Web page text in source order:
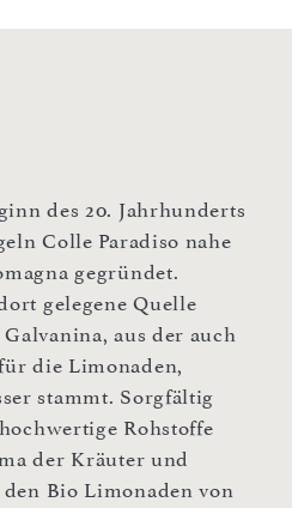
des 20. Jahrhunderts
Colle Paradiso nahe
gegründet.
gelegene Quelle
aus der auch
die Limonaden,
stammt. Sorgfältig
Rohstoffe
der Kräuter und
Bio Limonaden von